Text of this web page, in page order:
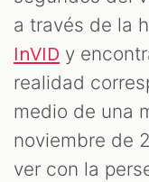
a través de la
InVID y
realidad
medio de una
noviembre de
ver con la